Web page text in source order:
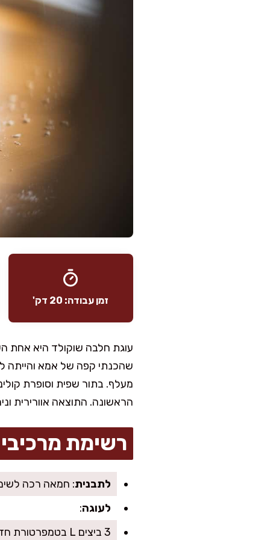
זמן עבודה: 20 דק'
עוגת חלבה שוקולד היא אחת
שהכנתי קפה של אמא והייתה
מעלף. בתור שפית וסופרת
הראשונה. התוצאה אוורירית
רשימת
לתבנית: חמאה רכה
לעוגה:
3 ביצים L בטמפרטורת חדר